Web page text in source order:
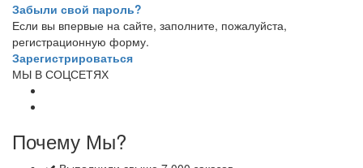
Забыли свой пароль?
Если вы впервые на сайте, заполните, пожалуйста,
регистрационную форму.
Зарегистрироваться
МЫ В СОЦСЕТЯХ
Почему Мы?